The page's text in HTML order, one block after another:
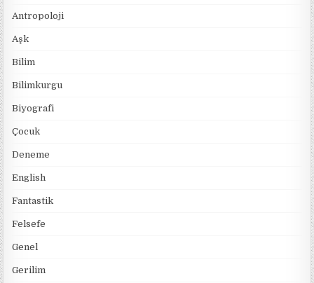
Antropoloji
Aşk
Bilim
Bilimkurgu
Biyografi
Çocuk
Deneme
English
Fantastik
Felsefe
Genel
Gerilim